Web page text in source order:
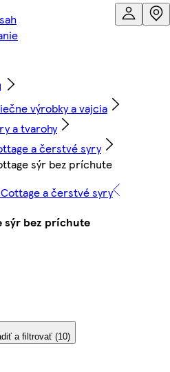
výrobky a vajcia
a tvarohy
a čerstvé syry
sýr bez príchute
a čerstvé syry
sýr bez príchute
a filtrovať (10)